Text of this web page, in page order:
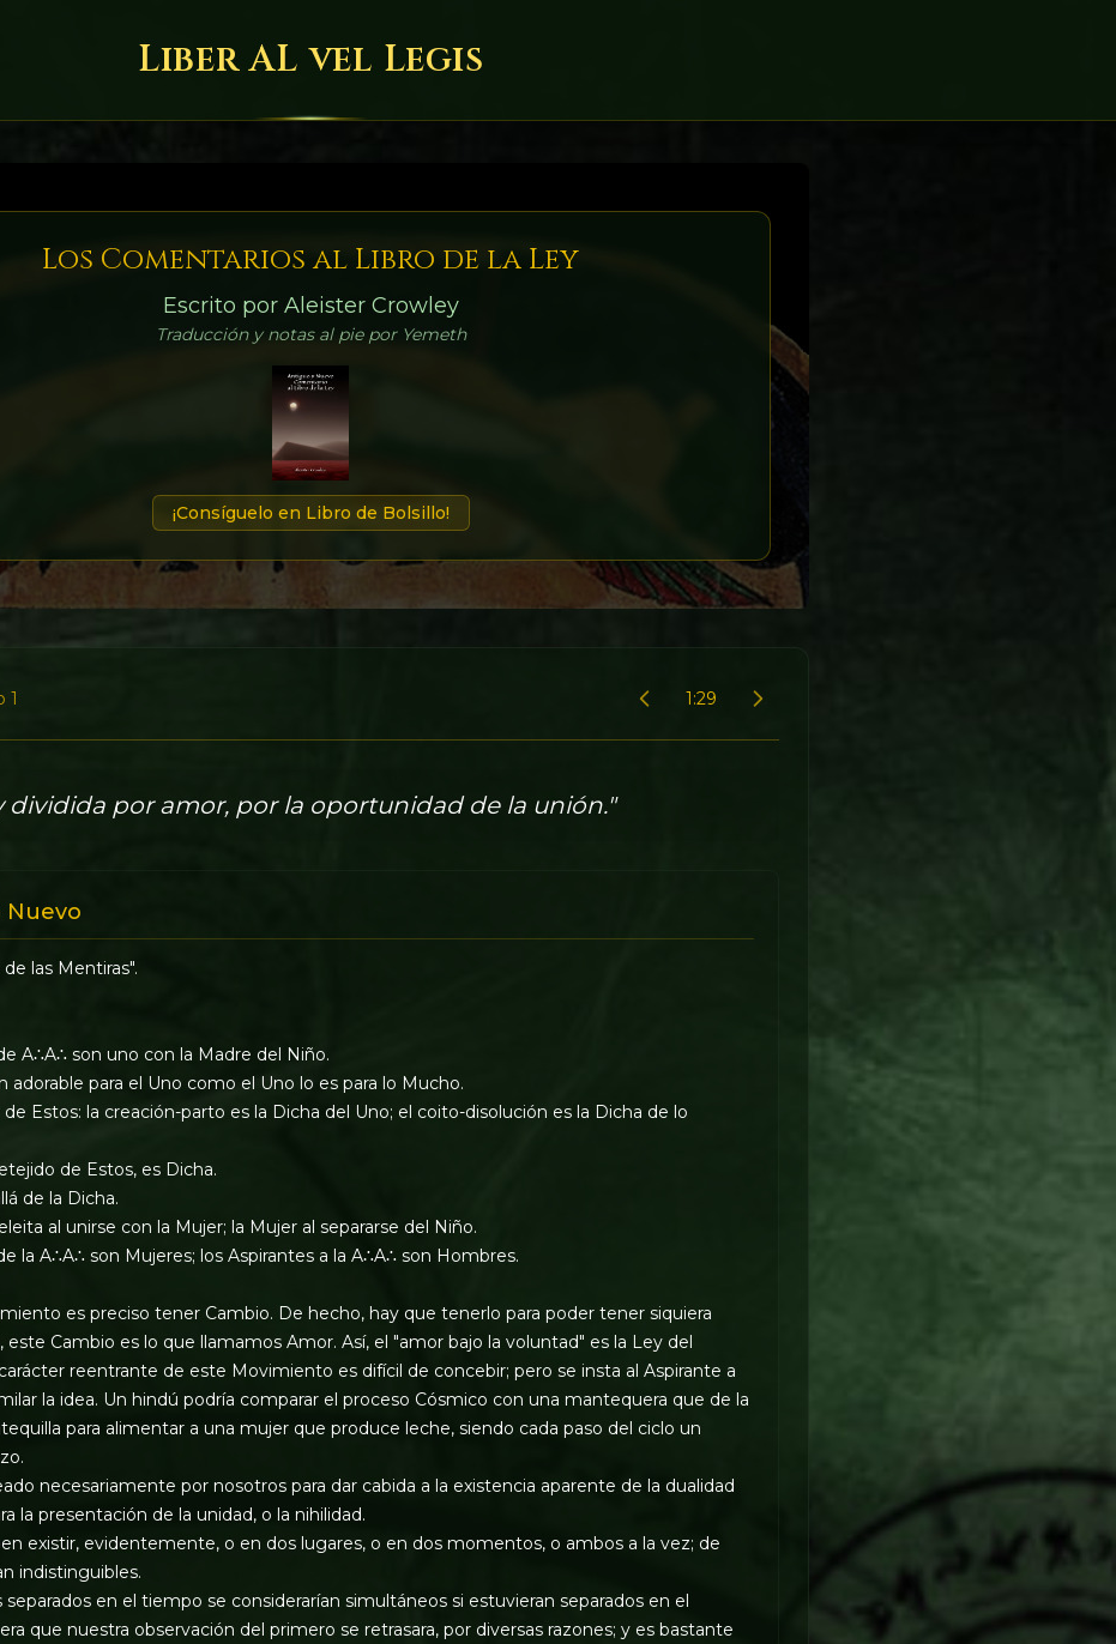
Liber AL vel Legis
Los Comentarios al Libro de la Ley
Escrito por Aleister Crowley
Traducción y notas al pie por Yemeth
¡Consíguelo en Libro de Bolsillo!
1 1:29
dividida por amor, por la oportunidad de la unión."
Nuevo
las Mentiras".
A∴A∴ son uno con la Madre del Niño.
adorable para el Uno como el Uno lo es para lo Mucho.
Estos: la creación-parto es la Dicha del Uno; el coito-disolución es la Dicha de lo
de Estos, es Dicha.
de la Dicha.
al unirse con la Mujer; la Mujer al separarse del Niño.
la A∴A∴ son Mujeres; los Aspirantes a la A∴A∴ son Hombres.
es preciso tener Cambio. De hecho, hay que tenerlo para poder tener siquiera
este Cambio es lo que llamamos Amor. Así, el "amor bajo la voluntad" es la Ley del
reentrante de este Movimiento es difícil de concebir; pero se insta al Aspirante a
la idea. Un hindú podría comparar el proceso Cósmico con una mantequera que de la
para alimentar a una mujer que produce leche, siendo cada paso del ciclo un
necesariamente por nosotros para dar cabida a la existencia aparente de la dualidad
la presentación de la unidad, o la nihilidad.
existir, evidentemente, o en dos lugares, o en dos momentos, o ambos a la vez; de
indistinguibles.
en el tiempo se considerarían simultáneos si estuvieran separados en el
que nuestra observación del primero se retrasara, por diversas razones; y es bastante